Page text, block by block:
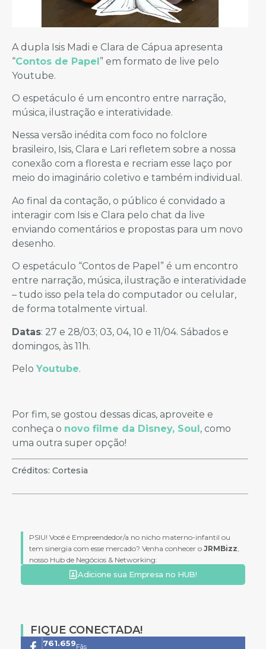
A dupla Isis Madi e Clara de Cápua apresenta
“Contos de Papel” em formato de live pelo
Youtube.
O espetáculo é um encontro entre narração,
música, ilustração e interatividade.
Nessa versão inédita com foco no folclore
brasileiro, Isis, Clara e Lari refletem sobre a nossa
conexão com a floresta e recriam esse laço por
meio do imaginário coletivo e também individual.
Ao final da contação, o público é convidado a
interagir com Isis e Clara pelo chat da live
enviando comentários e propostas para um novo
desenho.
O espetáculo “Contos de Papel” é um encontro
entre narração, música, ilustração e interatividade
– tudo isso pela tela do computador ou celular,
de forma totalmente virtual.
Datas: 27 e 28/03; 03, 04, 10 e 11/04. Sábados e
domingos, às 11h.
Pelo Youtube.
Por fim, se gostou dessas dicas, aproveite e
conheça o novo filme da Disney, Soul, como
uma outra super opção!
Créditos: Cortesia
PSIU! Você é Empreendedor/a no nicho materno-infantil ou
tem sinergia com esse mercado? Venha conhecer o JRMBizz,
nosso Hub de Negócios & Networking:
Adicione sua Empresa no HUB!
FIQUE CONECTADA!
761.659Fãs